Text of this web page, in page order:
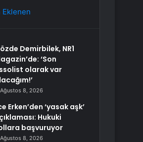
Eklenen
Demirbilek, NR1
‘Son
olarak var
Ağustos 8, 2026
Erken’den ‘yasak aşk’
Hukuki
başvuruyor
Ağustos 8, 2026